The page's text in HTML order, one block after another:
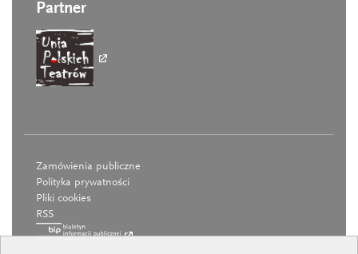
Partner
Zamówienia publiczne
Polityka prywatności
Pliki cookies
RSS